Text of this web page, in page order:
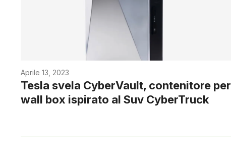
Aprile 13, 2023
Tesla svela CyberVault, contenitore per
wall box ispirato al Suv CyberTruck